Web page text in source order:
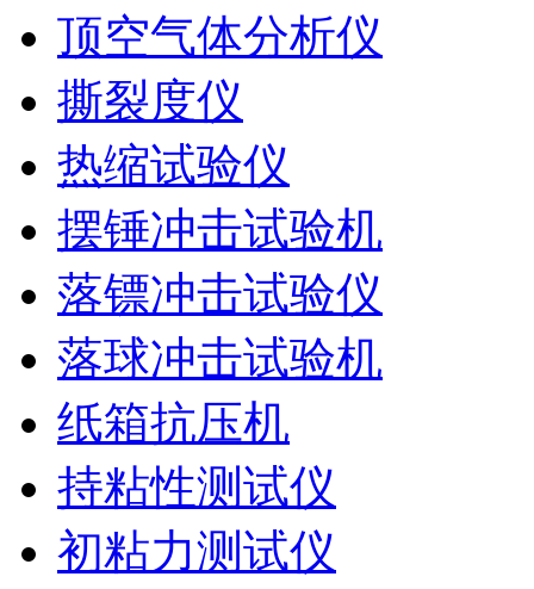
顶空气体分析仪
撕裂度仪
热缩试验仪
摆锤冲击试验机
落镖冲击试验仪
落球冲击试验机
纸箱抗压机
持粘性测试仪
初粘力测试仪